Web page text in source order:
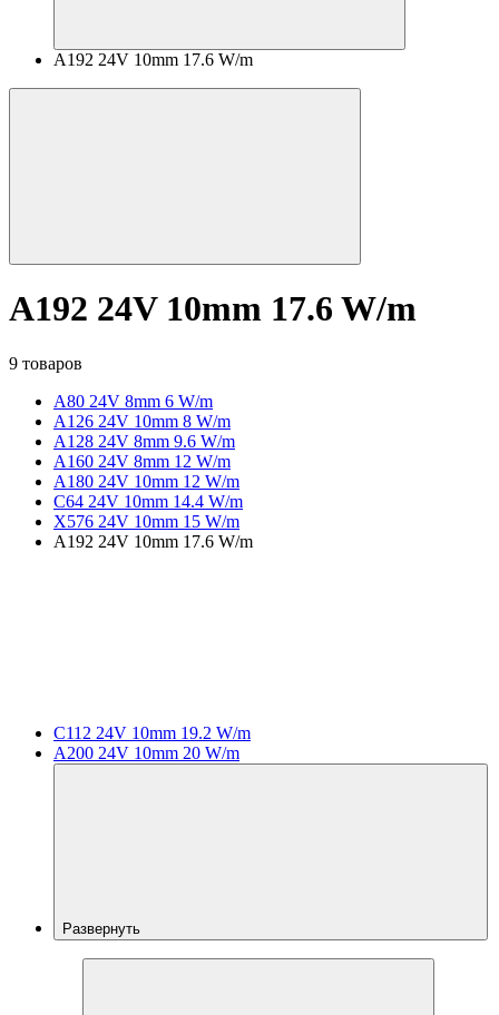
A192 24V 10mm 17.6 W/m
A192 24V 10mm 17.6 W/m
9 товаров
A80 24V 8mm 6 W/m
A126 24V 10mm 8 W/m
A128 24V 8mm 9.6 W/m
A160 24V 8mm 12 W/m
A180 24V 10mm 12 W/m
C64 24V 10mm 14.4 W/m
X576 24V 10mm 15 W/m
A192 24V 10mm 17.6 W/m
C112 24V 10mm 19.2 W/m
A200 24V 10mm 20 W/m
Развернуть